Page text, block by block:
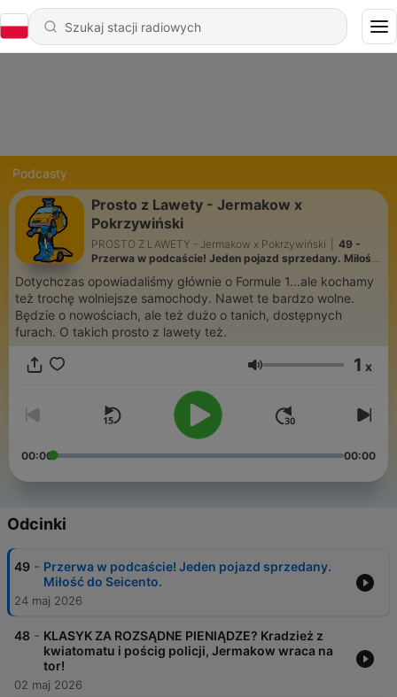
Podcasty
Prosto z Lawety - Jermakow x
Pokrzywiński
PROSTO Z LAWETY - Jermakow x Pokrzywiński
49 -
Przerwa w podcaście! Jeden pojazd sprzedany. Miłość
Dotychczas opowiadaliśmy głównie o Formule 1...ale kochamy
też trochę wolniejsze samochody. Nawet te bardzo wolne.
Będzie o nowościach, ale też dużo o tanich, dostępnych
furach. O takich prosto z lawety też.
Głośność 1 x
00:00 00:00
Odcinki
49 - Przerwa w podcaście! Jeden pojazd sprzedany.
Miłość do Seicento.
24 maj 2026
48 - KLASYK ZA ROZSĄDNE PIENIĄDZE? Kradzież z
kwiatomatu i pościg policji, Jermakow wraca na
tor!
02 maj 2026